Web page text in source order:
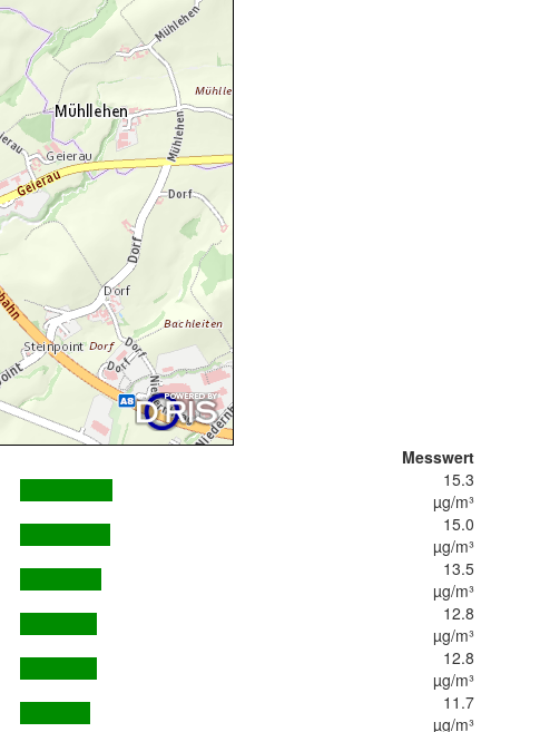
Messwert
15.3
µg/m³
15.0
µg/m³
13.5
µg/m³
12.8
µg/m³
12.8
µg/m³
11.7
µg/m³